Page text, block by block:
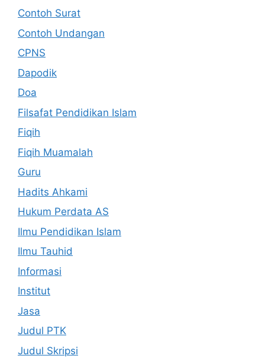
Contoh Surat
Contoh Undangan
CPNS
Dapodik
Doa
Filsafat Pendidikan Islam
Fiqih
Fiqih Muamalah
Guru
Hadits Ahkami
Hukum Perdata AS
Ilmu Pendidikan Islam
Ilmu Tauhid
Informasi
Institut
Jasa
Judul PTK
Judul Skripsi